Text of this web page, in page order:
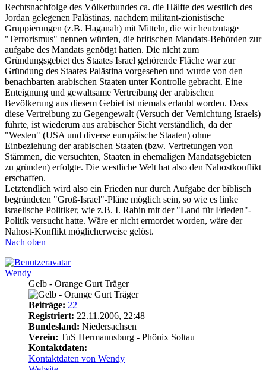
Rechtsnachfolge des Völkerbundes ca. die Hälfte des westlich des
Jordan gelegenen Palästinas, nachdem militant-zionistische
Gruppierungen (z.B. Haganah) mit Mitteln, die wir heutzutage
"Terrorismus" nennen würden, die britischen Mandats-Behörden zur
aufgabe des Mandats genötigt hatten. Die nicht zum
Gründungsgebiet des Staates Israel gehörende Fläche war zur
Gründung des Staates Palästina vorgesehen und wurde von den
benachbarten arabischen Staaten unter Kontrolle gebracht. Eine
Enteignung und gewaltsame Vertreibung der arabischen
Bevölkerung aus diesem Gebiet ist niemals erlaubt worden. Dass
diese Vertreibung zu Gegengewalt (Versuch der Vernichtung Israels)
führte, ist wiederum aus arabischer Sicht verständlich, da der
"Westen" (USA und diverse europäische Staaten) ohne
Einbeziehung der arabischen Staaten (bzw. Vertretungen von
Stämmen, die versuchten, Staaten in ehemaligen Mandatsgebieten
zu gründen) erfolgte. Die westliche Welt hat also den Nahostkonflikt
erschaffen.
Letztendlich wird also ein Frieden nur durch Aufgabe der biblisch
begründeten "Groß-Israel"-Pläne möglich sein, so wie es linke
israelische Politiker, wie z.B. I. Rabin mit der "Land für Frieden"-
Politik versucht hatte. Wäre er nicht ermordet worden, wäre der
Nahost-Konflikt möglicherweise gelöst.
Nach oben
Wendy
Gelb - Orange Gurt Träger
Beiträge: 22
Registriert: 22.11.2006, 22:48
Bundesland: Niedersachsen
Verein: TuS Hermannsburg - Phönix Soltau
Kontaktdaten:
Kontaktdaten von Wendy